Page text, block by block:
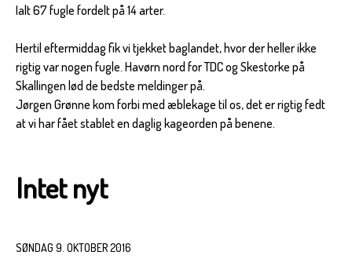
Ialt 67 fugle fordelt på 14 arter.
Hertil eftermiddag fik vi tjekket baglandet, hvor der heller ikke
rigtig var nogen fugle. Havørn nord for TDC og Skestorke på
Skallingen lød de bedste meldinger på.
Jørgen Grønne kom forbi med æblekage til os, det er rigtig fedt
at vi har fået stablet en daglig kageorden på benene.
Intet nyt
SØNDAG 9. OKTOBER 2016